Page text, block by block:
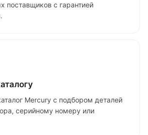
поставщиков с гарантией
Mercury с подбором деталей
серийному номеру или